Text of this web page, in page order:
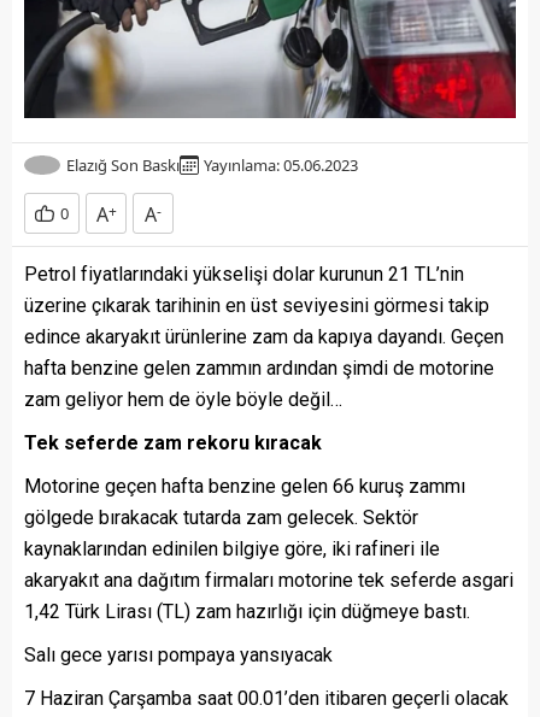
Elazığ Son Baskı Yayınlama: 05.06.2023
0 A+ A-
Petrol fiyatlarındaki yükselişi dolar kurunun 21 TL’nin
üzerine çıkarak tarihinin en üst seviyesini görmesi takip
edince akaryakıt ürünlerine zam da kapıya dayandı. Geçen
hafta benzine gelen zammın ardından şimdi de motorine
zam geliyor hem de öyle böyle değil…
Tek seferde zam rekoru kıracak
Motorine geçen hafta benzine gelen 66 kuruş zammı
gölgede bırakacak tutarda zam gelecek. Sektör
kaynaklarından edinilen bilgiye göre, iki rafineri ile
akaryakıt ana dağıtım firmaları motorine tek seferde asgari
1,42 Türk Lirası (TL) zam hazırlığı için düğmeye bastı.
Salı gece yarısı pompaya yansıyacak
7 Haziran Çarşamba saat 00.01’den itibaren geçerli olacak